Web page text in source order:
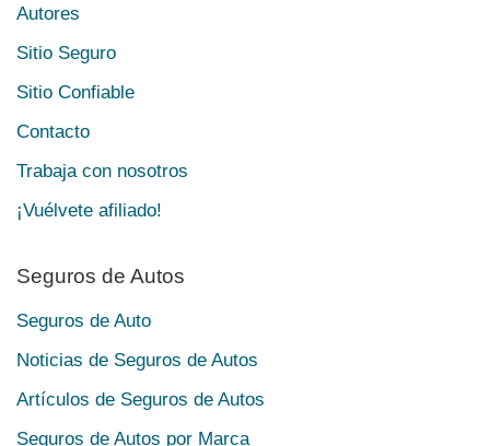
Autores
Sitio Seguro
Sitio Confiable
Contacto
Trabaja con nosotros
¡Vuélvete afiliado!
Seguros de Autos
Seguros de Auto
Noticias de Seguros de Autos
Artículos de Seguros de Autos
Seguros de Autos por Marca